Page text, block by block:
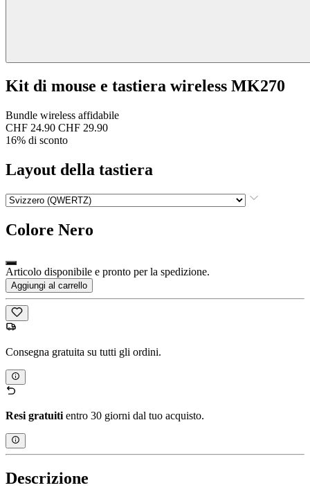
Kit di mouse e tastiera wireless MK270
Bundle wireless affidabile
CHF 24.90 CHF 29.90
16% di sconto
Layout della tastiera
Colore Nero
Articolo disponibile e pronto per la spedizione.
Aggiungi al carrello
Consegna gratuita su tutti gli ordini.
Resi gratuiti entro 30 giorni dal tuo acquisto.
Descrizione